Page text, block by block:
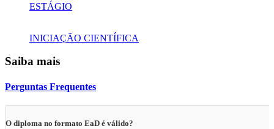
ESTÁGIO
INICIAÇÃO CIENTÍFICA
Saiba mais
Perguntas Frequentes
O diploma no formato EaD é válido?